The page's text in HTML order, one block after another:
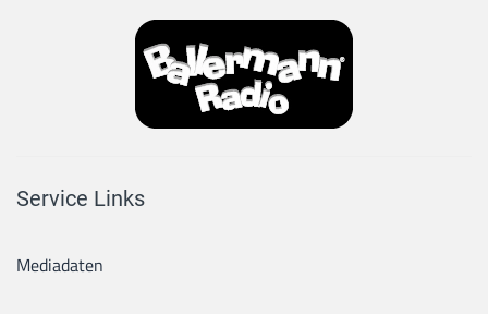
Service Links
Mediadaten